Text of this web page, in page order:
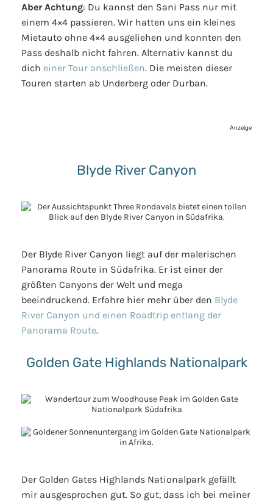
Aber Achtung: Du kannst den Sani Pass nur mit
einem 4×4 passieren. Wir hatten uns ein kleines
Mietauto ohne 4×4 ausgeliehen und konnten den
Pass deshalb nicht fahren. Alternativ kannst du
dich einer Tour anschließen. Die meisten dieser
Touren starten ab Underberg oder Durban.
Anzeige
Blyde River Canyon
Der Blyde River Canyon liegt auf der malerischen
Panorama Route in Südafrika. Er ist einer der
größten Canyons der Welt und mega
beeindruckend. Erfahre hier mehr über den Blyde
River Canyon und einen Roadtrip entlang der
Panorama Route.
Golden Gate Highlands Nationalpark
Der Golden Gates Highlands Nationalpark gefällt
mir ausgesprochen gut. So gut, dass ich bei meiner